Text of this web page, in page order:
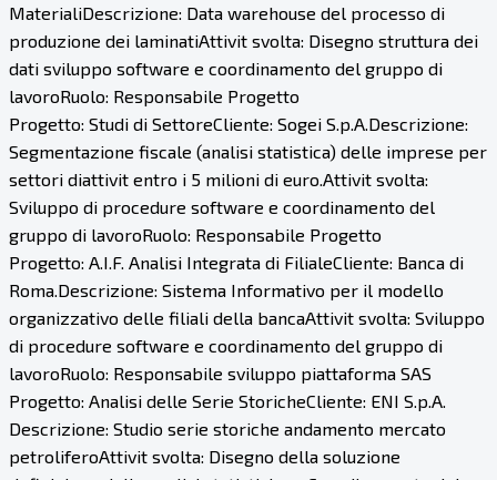
MaterialiDescrizione: Data warehouse del processo di
produzione dei laminatiAttivit svolta: Disegno struttura dei
dati sviluppo software e coordinamento del gruppo di
lavoroRuolo: Responsabile Progetto
Progetto: Studi di SettoreCliente: Sogei S.p.A.Descrizione:
Segmentazione fiscale (analisi statistica) delle imprese per
settori diattivit entro i 5 milioni di euro.Attivit svolta:
Sviluppo di procedure software e coordinamento del
gruppo di lavoroRuolo: Responsabile Progetto
Progetto: A.I.F. Analisi Integrata di FilialeCliente: Banca di
Roma.Descrizione: Sistema Informativo per il modello
organizzativo delle filiali della bancaAttivit svolta: Sviluppo
di procedure software e coordinamento del gruppo di
lavoroRuolo: Responsabile sviluppo piattaforma SAS
Progetto: Analisi delle Serie StoricheCliente: ENI S.p.A.
Descrizione: Studio serie storiche andamento mercato
petroliferoAttivit svolta: Disegno della soluzione